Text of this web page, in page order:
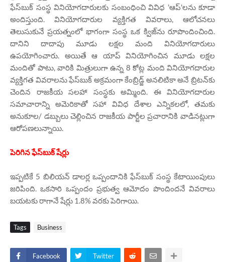
ఫేస్‌బుక్‌ సంస్థ వినియోగదారులకు సంబంధించి వివిధ 'ఆప్'లను కూడా
అందిస్తుంది. వినియోగదారుల వ్యక్తిగత వివరాలు, ఆలోచనలు
తెలుసుకునే ప్రయత్నంలో భాగంగా సంస్థ ఒక క్విజ్‌ను రూపొందించింది.
దానిని దాదాపు మూడు లక్షల మంది వినియోగదారులు
ఉపయోగించారు. అయితే ఆ యాప్ వినియోగించిన మూడు లక్షల
మందితో పాటు, వారికి మిత్రులుగా ఉన్న 8 కోట్ల మంది వినియోగదారుల
వ్యక్తిగత వివరాలను ఫేస్‌బుక్‌ అక్రమంగా కేంబ్రిడ్జ్ అనలిటికా అనే బ్రిటన్‌కు
చెందిన రాజకీయ సలహా సంస్థకు అమ్మింది. ఈ వినియోగదారుల
సమాచారాన్ని అమెరికాతో సహా వివిధ దేశాల ఎన్నికలలో, తమకు
అనుకూల/ డబ్బులు చెల్లించిన రాజకీయ పార్టీల ప్రచారానికి వాడినట్లుగా
ఆరోపణలున్నాయి.
పెరిగిన ఫేస్‌బుక్‌ షేర్లు
ఇప్పటికే 5 బిలియన్ డాలర్ల ఒప్పందానికి ఫేస్‌బుక్‌ సంస్థ కేటాయింపులు
జరిపింది. ఒకసారి ఒప్పందం ప్రభుత్వ ఆమోదం పొందిందనే వివరాలు
బయటకు రాగానే షేర్లు 1.8% వరకు పెరిగాయి.
Tags Business
Facebook Twitter